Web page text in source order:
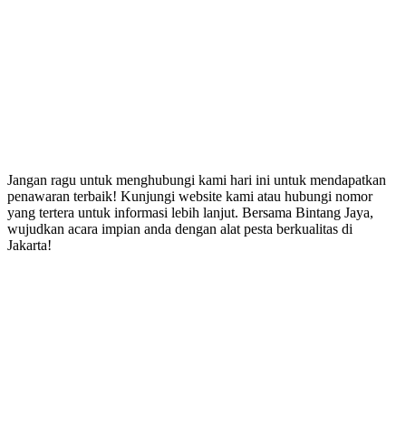
Jangan ragu untuk menghubungi kami hari ini untuk mendapatkan
penawaran terbaik! Kunjungi website kami atau hubungi nomor
yang tertera untuk informasi lebih lanjut. Bersama Bintang Jaya,
wujudkan acara impian anda dengan alat pesta berkualitas di
Jakarta!